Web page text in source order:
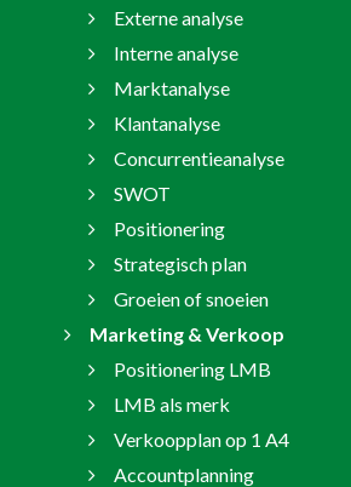
Externe analyse
Interne analyse
Marktanalyse
Klantanalyse
Concurrentieanalyse
SWOT
Positionering
Strategisch plan
Groeien of snoeien
Marketing & Verkoop
Positionering LMB
LMB als merk
Verkoopplan op 1 A4
Accountplanning